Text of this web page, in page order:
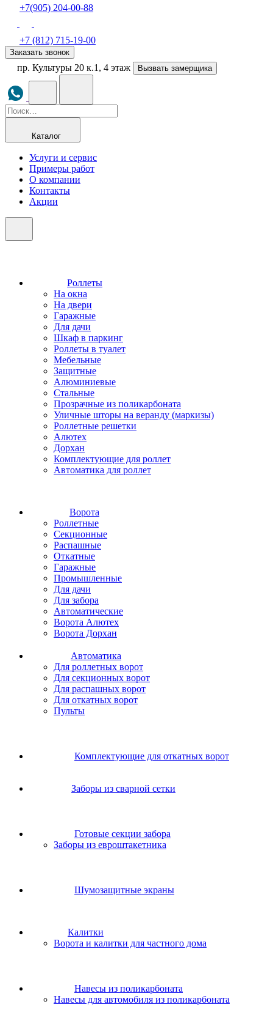
+7(905) 204-00-88
+7 (812) 715-19-00
Заказать звонок
пр. Культуры 20 к.1, 4 этаж Вызвать замерщика
Каталог
Услуги и сервис
Примеры работ
О компании
Контакты
Акции
Роллеты
На окна
На двери
Гаражные
Для дачи
Шкаф в паркинг
Роллеты в туалет
Мебельные
Защитные
Алюминиевые
Стальные
Прозрачные из поликарбоната
Уличные шторы на веранду (маркизы)
Роллетные решетки
Алютех
Дорхан
Комплектующие для роллет
Автоматика для роллет
Ворота
Роллетные
Секционные
Распашные
Откатные
Гаражные
Промышленные
Для дачи
Для забора
Автоматические
Ворота Алютех
Ворота Дорхан
Автоматика
Для роллетных ворот
Для секционных ворот
Для распашных ворот
Для откатных ворот
Пульты
Комплектующие для откатных ворот
Заборы из сварной сетки
Готовые секции забора
Заборы из евроштакетника
Шумозащитные экраны
Калитки
Ворота и калитки для частного дома
Навесы из поликарбоната
Навесы для автомобиля из поликарбоната